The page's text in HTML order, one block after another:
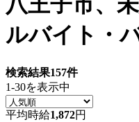
ルバイト・
検索結果157件
1-30を表示中
平均時給1,872円